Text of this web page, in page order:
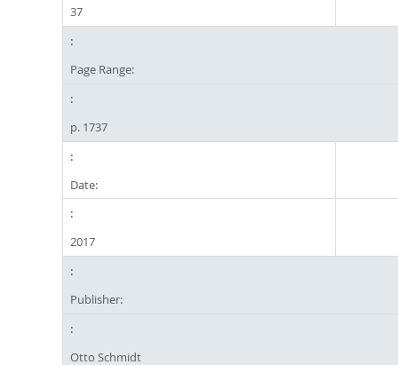
37
Page Range:
p. 1737
Date:
2017
Publisher:
Otto Schmidt